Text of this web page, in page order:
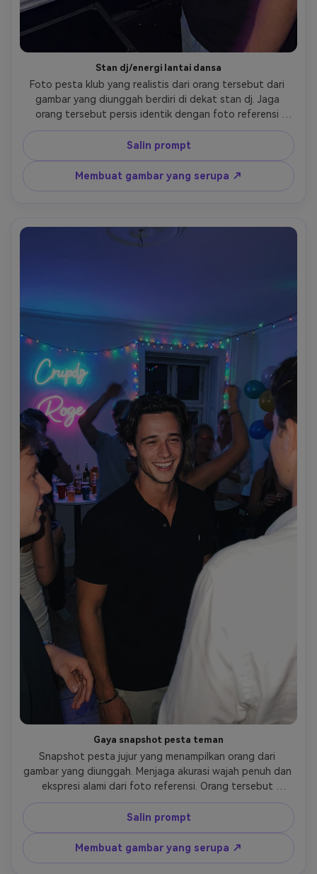
Stan dj/energi lantai dansa
Foto pesta klub yang realistis dari orang tersebut dari
gambar yang diunggah berdiri di dekat stan dj. Jaga
orang tersebut persis identik dengan foto referensi
dalam hal fitur wajah, warna kulit, gaya rambut, dan
bentuk tubuh. Kelilingi pemandangan dengan lampu
panggung berwarna-warni, peralatan dj, siluet
kerumunan, dan pencahayaan pesta yang energik.
Suasana kehidupan malam yang dinamis, gerakan
tidak ada kartun, tidak ada ilustrasi, tidak ada stilisasi.
Gambarnya seharusnya terasa seperti momen nyata yang
Salin prompt
Membuat gambar yang serupa ↗
Gaya snapshot pesta teman
Snapshot pesta jujur yang menampilkan orang dari
gambar yang diunggah. Menjaga akurasi wajah penuh dan
ekspresi alami dari foto referensi. Orang tersebut
menikmati pemandangan pesta santai dengan lampu
neon, pencahayaan warna-warni yang lembut, dan
lingkungan klub atau pesta yang santai. Sudut kamera
alami pencahayaan realistis tekstur kecil seperti foto
pesta smartphone asli. Realisme tinggi, tidak ada filter,
Salin prompt
Membuat gambar yang serupa ↗